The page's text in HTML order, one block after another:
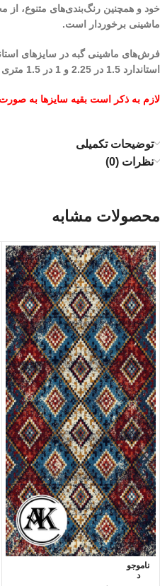
خود و همچنین رنگ‌بندی‌های متنوع، از
ماشینی برخوردار است.
استاندارد 1.5 در 2.25 و 1 در 1.5 متری به صورت تک طراحی و بافته می‌شود.
لازم به ذکر است بقیه سایزها به
توضیحات تکمیلی
نظرات (0)
محصولات مشابه
ناموجو
د